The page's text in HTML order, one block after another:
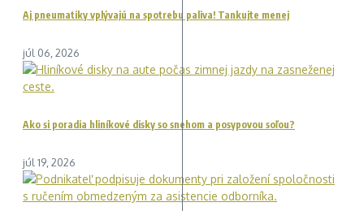
Aj pneumatiky vplývajú na spotrebu paliva! Tankujte menej
júl 06, 2026
Ako si poradia hliníkové disky so snehom a posypovou soľou?
júl 19, 2026